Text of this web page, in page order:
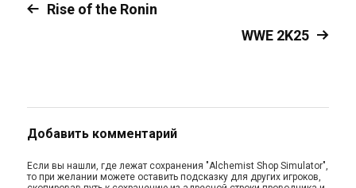
Rise of the Ronin
WWE 2K25
Добавить комментарий
Если вы нашли, где лежат сохранения "Alchemist Shop Simulator",
то при желании можете оставить подсказку для других игроков,